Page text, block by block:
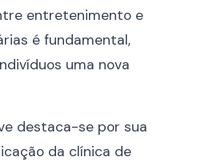
entretenimento e
é fundamental,
uma nova
destaca-se por sua
da clínica de